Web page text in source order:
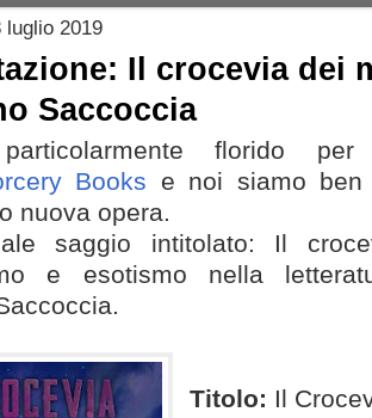
2019
Il crocevia dei
Saccoccia
particolarmente florido
Books e noi siamo ben
nuova opera.
saggio intitolato: Il
e esotismo nella
Titolo: Il